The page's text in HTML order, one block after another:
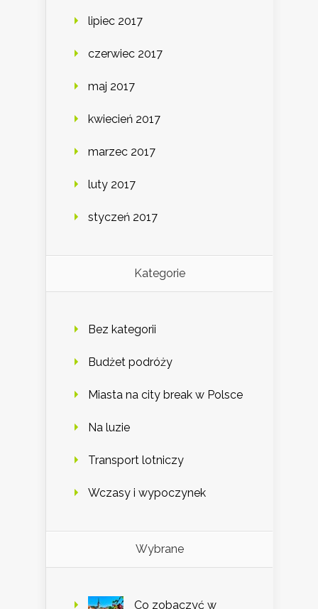
lipiec 2017
czerwiec 2017
maj 2017
kwiecień 2017
marzec 2017
luty 2017
styczeń 2017
Kategorie
Bez kategorii
Budżet podróży
Miasta na city break w Polsce
Na luzie
Transport lotniczy
Wczasy i wypoczynek
Wybrane
Co zobaczyć w